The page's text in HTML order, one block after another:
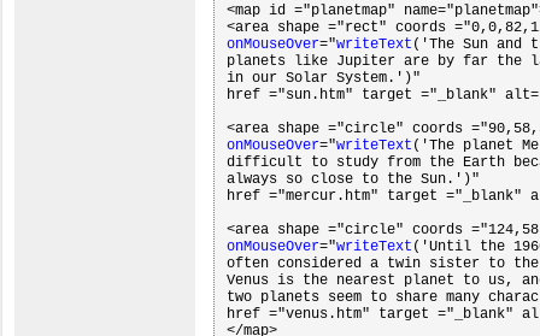
<map id ="planetmap"
onMouseOver="writeText ('The Sun and
planets like Jupiter are by far the
in our Solar System.')"
href ="sun.htm" target ="_blank"
onMouseOver="writeText ('The planet
difficult to study from the Earth
always so close to the Sun.')"
href ="mercur.htm" target ="_blank"
onMouseOver="writeText ('Until the
often considered a twin sister to the
Venus is the nearest planet to us,
two planets seem to share many
href ="venus.htm" target ="_blank"
</map>